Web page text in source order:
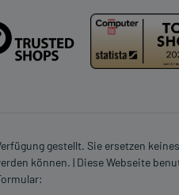
gestellt. Sie ersetzen
können. | Diese Webseite